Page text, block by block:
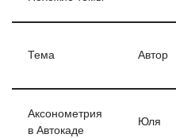
Тема Автор
Аксонометрия
в Автокаде
Юля